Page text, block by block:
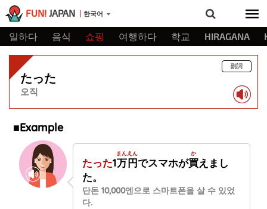
FUN! JAPAN 한국어
일하다 음식 쇼핑 여행하다 학교 HIRAGANA
たった
오직
副詞
■Example
たった1万
まん
円
えん
でスマホが買
か
えまし
た。
단돈 10,000엔으로 스마트폰을 살 수 있었
다.